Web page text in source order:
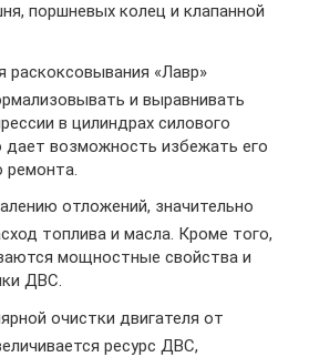
поршневых колец и клапанной
раскоксовывания «Лавр»
и выравнивать
в цилиндрах силового
дает возможность избежать его
ремонта.
отложений, значительно
топлива и масла. Кроме того,
мощностные свойства и
ДВС.
очистки двигателя от
ресурс ДВС,